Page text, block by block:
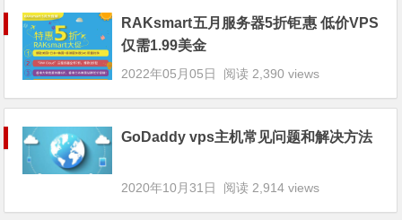
RAKsmart五月服务器5折钜惠 低价VPS
仅需1.99美金
2022年05月05日 阅读 2,390 views
GoDaddy vps主机常见问题和解决方法
2020年10月31日 阅读 2,914 views